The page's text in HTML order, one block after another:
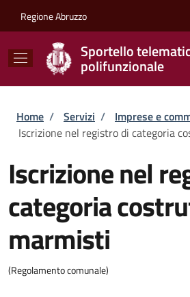
Regione Abruzzo
Sportello
polifunzionale
Briciole di pane
Home / Servizi / Imprese e
Iscrizione nel registro di categoria
Iscrizione nel
categoria
marmisti
(Regolamento comunale)